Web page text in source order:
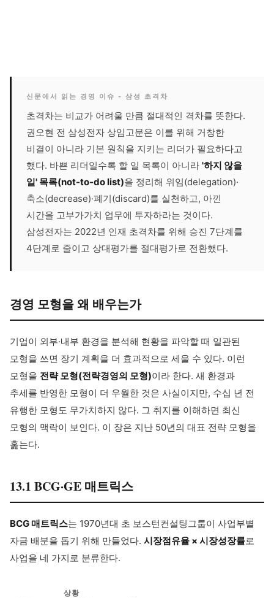
신문에서 읽는 경영 이슈 - 삼성 초격차
초격차는 비교가 어려울 만큼 절대적인 격차를 뜻한다.
권오현 전 삼성전자 상임고문은 이를 위해 거창한
비결이 아니라 기본 원칙을 지키는 리더가 필요하다고
했다. 바쁜 리더일수록 할 일 목록이 아니라 '하지 않을
일' 목록(not-to-do list)을 정리해 위임(delegation)·
축소(decrease)·폐기(discard)를 실천하고, 아낀
시간을 고부가가치 업무에 투자하라는 것이다.
삼성전자는 2022년 인재 초격차를 위해 승진 7단계를
4단계로 줄이고 상대평가를 절대평가로 전환했다.
경영 모형을 왜 배우는가
기업이 외부·내부 환경을 분석해 현황을 파악할 때 일관된
모형을 쓰면 장기 계획을 더 효과적으로 세울 수 있다. 이런
모형을 전략 모형(전략경영의 모형)이라 한다. 새 환경과
추세를 반영한 모형이 더 우월한 것은 사실이지만, 수십 년 전
유행한 모형도 무가치하지 않다. 그 취지를 이해하면 최신
모형의 맥락이 보인다. 이 장은 지난 50년의 대표 전략 모형을
훑는다.
13.1 BCG·GE 매트릭스
BCG 매트릭스는 1970년대 초 보스턴컨설팅그룹이 사업부별
자금 배분을 돕기 위해 만들었다. 시장점유율 × 시장성장률로
사업을 네 가지로 분류한다.
상황